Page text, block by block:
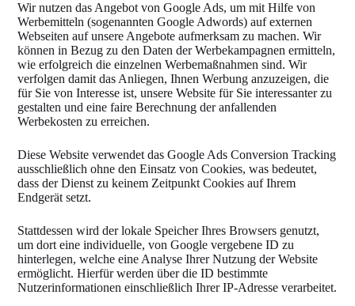
Wir nutzen das Angebot von Google Ads, um mit Hilfe von
Werbemitteln (sogenannten Google Adwords) auf externen
Webseiten auf unsere Angebote aufmerksam zu machen. Wir
können in Bezug zu den Daten der Werbekampagnen ermitteln,
wie erfolgreich die einzelnen Werbemaßnahmen sind. Wir
verfolgen damit das Anliegen, Ihnen Werbung anzuzeigen, die
für Sie von Interesse ist, unsere Website für Sie interessanter zu
gestalten und eine faire Berechnung der anfallenden
Werbekosten zu erreichen.
Diese Website verwendet das Google Ads Conversion Tracking
ausschließlich ohne den Einsatz von Cookies, was bedeutet,
dass der Dienst zu keinem Zeitpunkt Cookies auf Ihrem
Endgerät setzt.
Stattdessen wird der lokale Speicher Ihres Browsers genutzt,
um dort eine individuelle, von Google vergebene ID zu
hinterlegen, welche eine Analyse Ihrer Nutzung der Website
ermöglicht. Hierfür werden über die ID bestimmte
Nutzerinformationen einschließlich Ihrer IP-Adresse verarbeitet.